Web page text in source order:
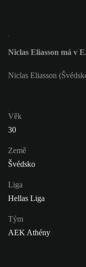
Niclas Eliasson má v
Niclas Eliasson
Věk
30
Země
Švédsko
Liga
Hellas Liga
Tým
AEK Athény